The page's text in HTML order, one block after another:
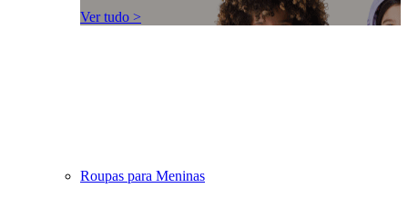
Ver tudo >
Roupas para Meninas